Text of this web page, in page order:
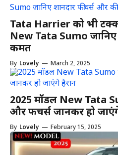
Tata Harrier को भी
New Tata Sumo जानिए
कीमत
By Lovely — March 2, 2025
2025 मॉडल New Tata
और फीचर्स जानकर हो
By Lovely — February 15, 2025